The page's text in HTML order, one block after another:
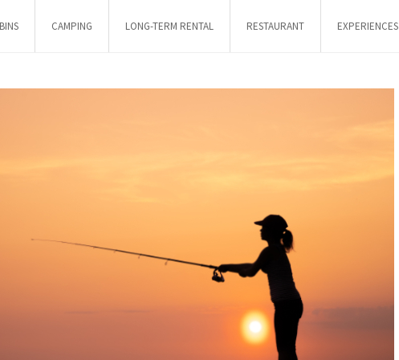
CAMPING LONG-TERM RENTAL RESTAURANT EXPERIENCES